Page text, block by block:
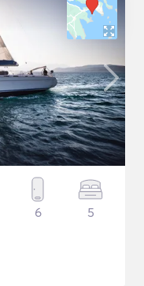
6 5